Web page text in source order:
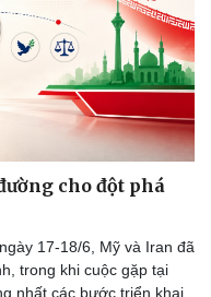
cho đột phá
17-18/6, Mỹ và Iran đã
trong khi cuộc gặp tại
nhất các bước triển khai.